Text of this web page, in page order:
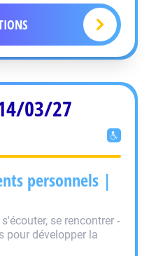
03/27
personnels |
se rencontrer -
pour développer la